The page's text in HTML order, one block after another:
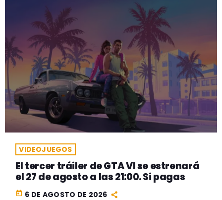
VIDEOJUEGOS
El tercer tráiler de GTA VI se estrenará
el 27 de agosto a las 21:00. Si pagas
today 6 DE AGOSTO DE 2026